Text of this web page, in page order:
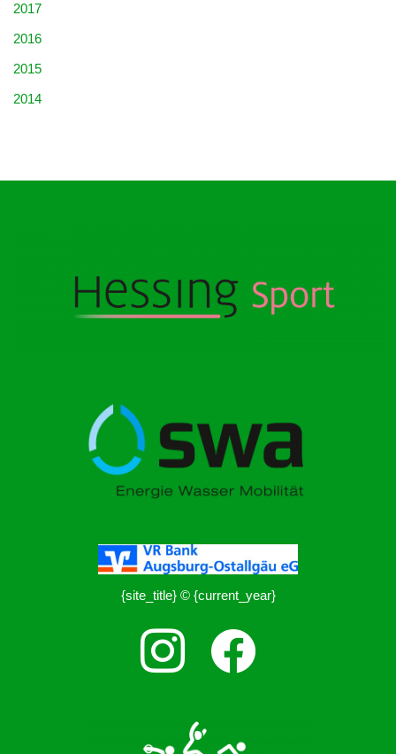
2017
2016
2015
2014
{site_title} © {current_year}